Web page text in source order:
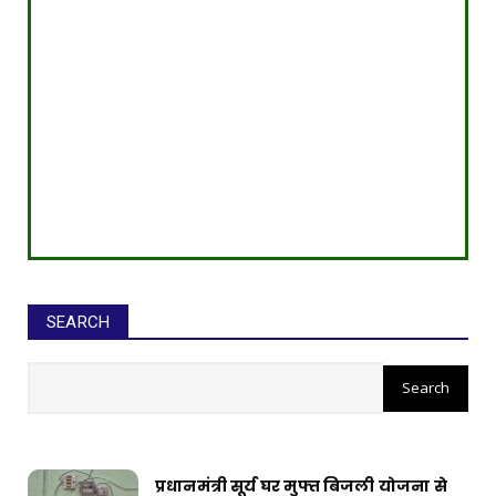
SEARCH
सीईओ ने घोटाले कर बनाई करोड़ों की
प्रधानमंत्री सूर्य घर मुफ्त बिजली योजना से